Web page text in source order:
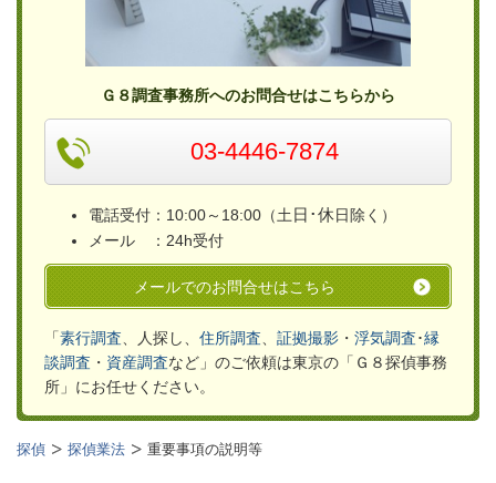
Ｇ８調査事務所へのお問合せはこちらから
03-4446-7874
電話受付：10:00～18:00（土日･休日除く）
メール ：24h受付
メールでのお問合せはこちら
「素行調査 、人探し、 住所調査 証拠撮影 ・ 浮気調査･縁
談調査 ・ 資産調査など」のご依頼は東京の「Ｇ８探偵事務
所」 にお任せください。
探偵 探偵業法 重要事項の説明等